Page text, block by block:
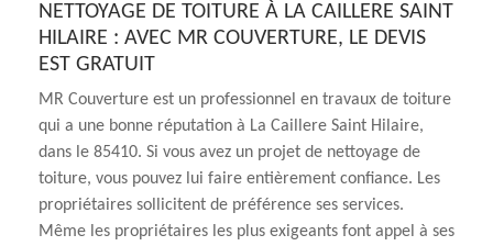
NETTOYAGE DE TOITURE À LA CAILLERE SAINT
HILAIRE : AVEC MR COUVERTURE, LE DEVIS
EST GRATUIT
MR Couverture est un professionnel en travaux de toiture
qui a une bonne réputation à La Caillere Saint Hilaire,
dans le 85410. Si vous avez un projet de nettoyage de
toiture, vous pouvez lui faire entièrement confiance. Les
propriétaires sollicitent de préférence ses services.
Même les propriétaires les plus exigeants font appel à ses